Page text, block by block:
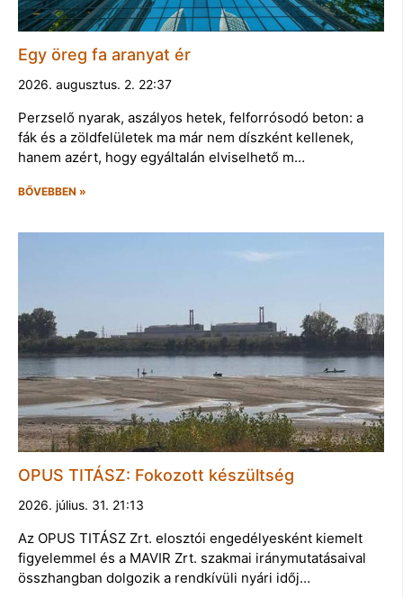
Egy öreg fa aranyat ér
2026. augusztus. 2. 22:37
Perzselő nyarak, aszályos hetek, felforrósodó beton: a
fák és a zöldfelületek ma már nem díszként kellenek,
hanem azért, hogy egyáltalán elviselhető m…
BŐVEBBEN »
OPUS TITÁSZ: Fokozott készültség
2026. július. 31. 21:13
Az OPUS TITÁSZ Zrt. elosztói engedélyesként kiemelt
figyelemmel és a MAVIR Zrt. szakmai iránymutatásaival
összhangban dolgozik a rendkívüli nyári időj…